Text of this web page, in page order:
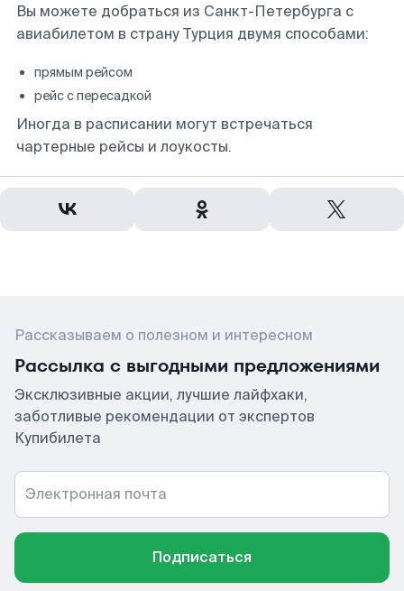
Вы можете добраться из Санкт-Петербурга с
авиабилетом в страну Турция двумя способами:
прямым рейсом
рейс с пересадкой
Иногда в расписании могут встречаться
чартерные рейсы и лоукосты.
Рассказываем о полезном и интересном
Рассылка с выгодными предложениями
Эксклюзивные акции, лучшие лайфхаки,
заботливые рекомендации от экспертов
Купибилета
Электронная почта
Подписаться